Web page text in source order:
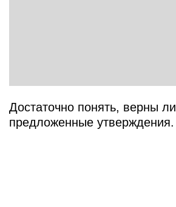
Достаточно понять, верны ли
предложенные утверждения.